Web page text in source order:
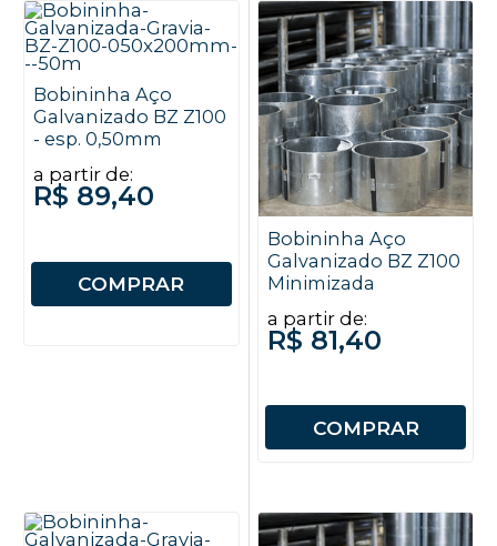
Bobininha Aço
Galvanizado BZ Z100
- esp. 0,50mm
a partir de:
R$ 89,40
COMPRAR
Bobininha Aço
Galvanizado BZ Z100
Minimizada
a partir de:
R$ 81,40
COMPRAR